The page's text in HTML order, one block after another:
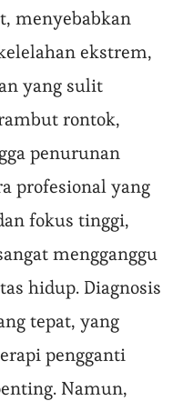
menyebabkan
ekstrem,
yang sulit
rontok,
penurunan
profesional yang
fokus tinggi,
mengganggu
hidup. Diagnosis
tepat, yang
pengganti
Namun,